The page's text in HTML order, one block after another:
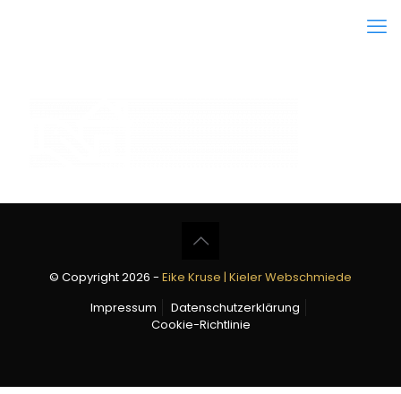
© Copyright 2026 - Eike Kruse | Kieler Webschmiede
Impressum
Datenschutzerklärung
Cookie-Richtlinie